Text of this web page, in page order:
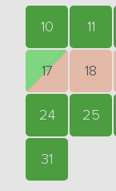
10 11
17 18
24 25
31